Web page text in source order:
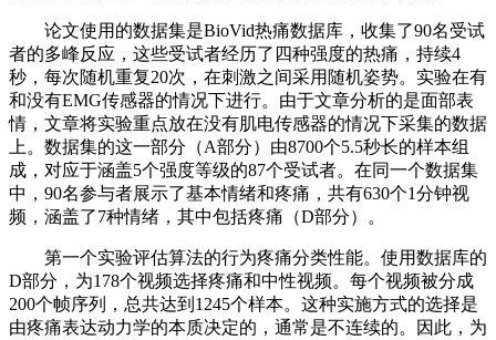
论文使用的数据集是BioVid热痛数据库，收集了90名受试
者的多峰反应，这些受试者经历了四种强度的热痛，持续4
秒，每次随机重复20次，在刺激之间采用随机姿势。实验在有
和没有EMG传感器的情况下进行。由于文章分析的是面部表
情，文章将实验重点放在没有肌电传感器的情况下采集的数据
上。数据集的这一部分（A部分）由8700个5.5秒长的样本组
成，对应于涵盖5个强度等级的87个受试者。在同一个数据集
中，90名参与者展示了基本情绪和疼痛，共有630个1分钟视
频，涵盖了7种情绪，其中包括疼痛（D部分）。
第一个实验评估算法的行为疼痛分类性能。使用数据库的
D部分，为178个视频选择疼痛和中性视频。每个视频被分成
200个帧序列，总共达到1245个样本。这种实施方式的选择是
由疼痛表达动力学的本质决定的，通常是不连续的。因此，为